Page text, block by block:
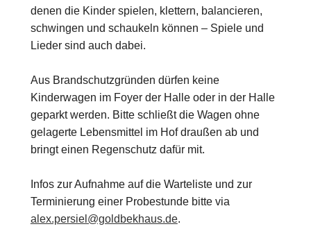
denen die Kinder spielen, klettern, balancieren,
schwingen und schaukeln können – Spiele und
Lieder sind auch dabei.
Aus Brandschutzgründen dürfen keine
Kinderwagen im Foyer der Halle oder in der Halle
geparkt werden. Bitte schließt die Wagen ohne
gelagerte Lebensmittel im Hof draußen ab und
bringt einen Regenschutz dafür mit.
Infos zur Aufnahme auf die Warteliste und zur
Terminierung einer Probestunde bitte via
alex.persiel@goldbekhaus.de.